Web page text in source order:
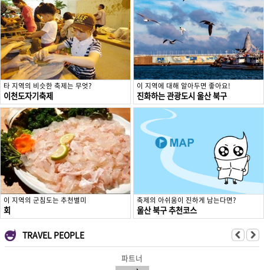
타 지역의 비슷한 축제는 무엇?
이천도자기축제
이 지역에 대해 알아두면 좋아요!
진화하는 관광도시 울산 북구
이 지역의 군침도는 추천별미
회
축제의 아쉬움이 진하게 남는다면?
울산 북구 추천코스
TRAVEL PEOPLE
파트너